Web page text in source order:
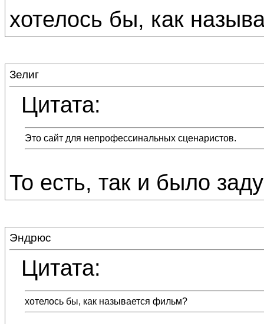
хотелось бы, как
Зелиг
Цитата:
Это сайт для непрофессинальных сценаристов.
То есть, так и было
Эндрюс
Цитата:
хотелось бы, как называется фильм?